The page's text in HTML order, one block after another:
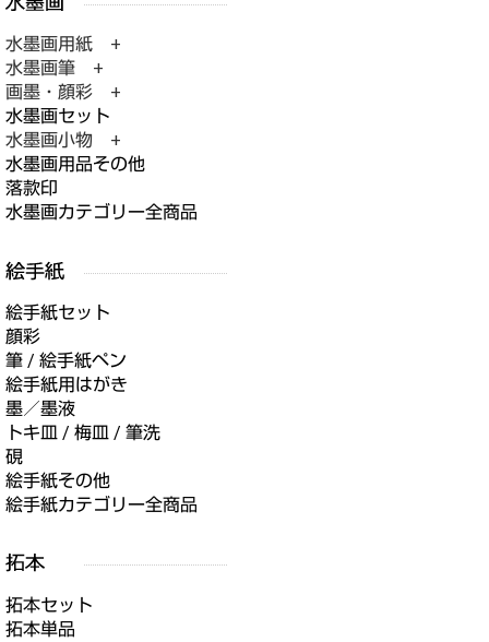
水墨画用紙 +
水墨画筆 +
画墨・顔彩 +
水墨画セット
水墨画小物 +
水墨画用品その他
落款印
水墨画カテゴリー全商品
絵手紙セット
顔彩
筆 / 絵手紙ペン
絵手紙用はがき
墨／墨液
トキ皿 / 梅皿 / 筆洗
硯
絵手紙その他
絵手紙カテゴリー全商品
拓本セット
拓本単品